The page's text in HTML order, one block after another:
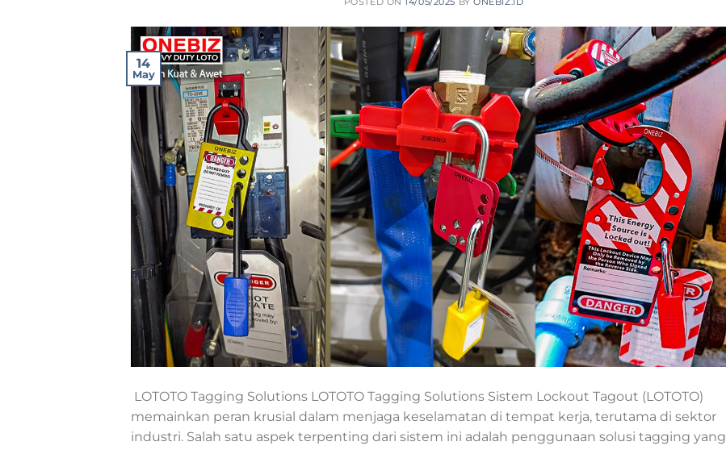
14
May
LOTOTO Tagging Solutions LOTOTO Tagging Solutions Sistem Lockout Tagout (LOTOTO)
memainkan peran krusial dalam menjaga keselamatan di tempat kerja, terutama di sektor
industri. Salah satu aspek terpenting dari sistem ini adalah penggunaan solusi tagging yang